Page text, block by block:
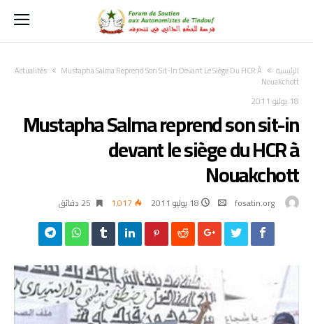
‫الرئيسية‬ Actualités
Mustapha Salma Reprend Son Sit-In Devant Le Siège Du HCR À
Nouakchott
18 يوليو 2011
Mustapha Salma reprend son sit-in
devant le siège du HCR à
Nouakchott
fosatin.org 18 يوليو 2011 1٬017 25 ‫دقائق‬